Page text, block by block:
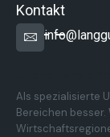
Kontakt
Als spezialisierte
Bereichen